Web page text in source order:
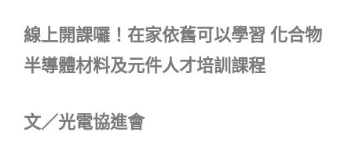
線上開課囉 ！ 在家依舊可以學習 化合物
半導體材料及元件人才培訓課程
文／光電協進會